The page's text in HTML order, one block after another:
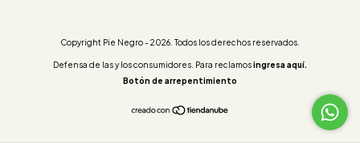
Copyright Pie Negro - 2026. Todos los derechos reservados.
Defensa de las y los consumidores. Para reclamosingresa aquí.
Botón de arrepentimiento